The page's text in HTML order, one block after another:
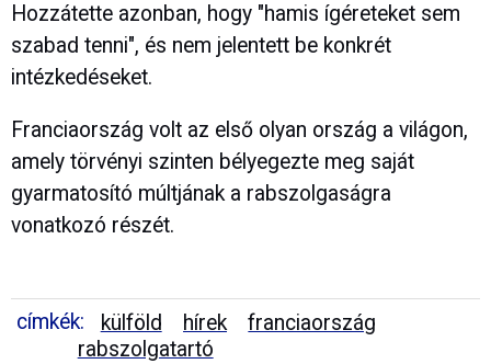
Hozzátette azonban, hogy "hamis ígéreteket sem
szabad tenni", és nem jelentett be konkrét
intézkedéseket.
Franciaország volt az első olyan ország a világon,
amely törvényi szinten bélyegezte meg saját
gyarmatosító múltjának a rabszolgaságra
vonatkozó részét.
címkék: külföld hírek
franciaország
rabszolgatartó